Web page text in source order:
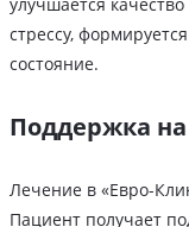
стрессу,
состояние.
Поддержка на
Лечение в «Евро-
Пациент получает